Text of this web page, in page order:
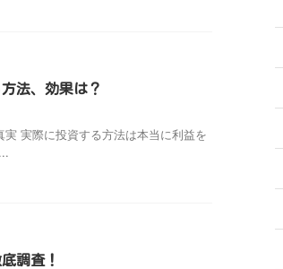
法、効果は？
実際に投資する方法は本当に利益を
調査！